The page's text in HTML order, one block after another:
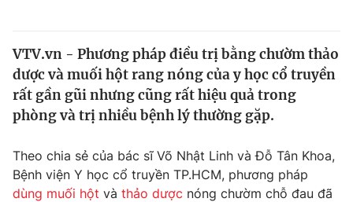
Thế giới
Tin tức
Câu chuyện quốc tế
Kinh tế
Tài chính
Thị trường
Dữ liệu và đời sống
VTV.vn - Phương pháp điều trị bằng chườm thảo
dược và muối hột rang nóng của y học cổ truyền
rất gần gũi nhưng cũng rất hiệu quả trong
phòng và trị nhiều bệnh lý thường gặp.
Theo chia sẻ của bác sĩ Võ Nhật Linh và Đỗ Tân Khoa,
Bệnh viện Y học cổ truyền TP.HCM, phương pháp
dùng muối hột và thảo dược nóng chườm chỗ đau đã